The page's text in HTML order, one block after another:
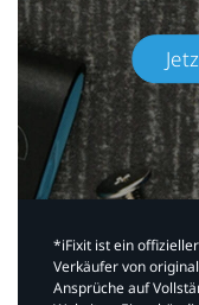
*iFixit ist ein
Verkäufer von
Ansprüche auf